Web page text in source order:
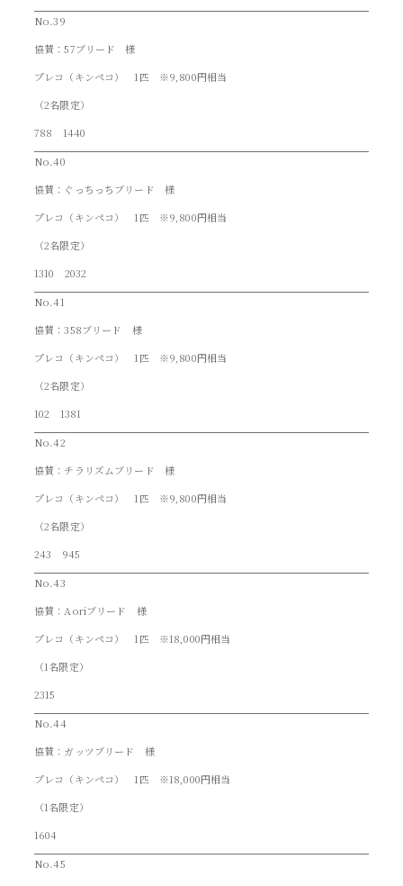
No.39
協賛：57ブリード 様
プレコ（キンペコ） 1匹 ※9,800円相当
（2名限定）
788 1440
No.40
協賛：ぐっちっちブリード 様
プレコ（キンペコ） 1匹 ※9,800円相当
（2名限定）
1310 2032
No.41
協賛：358ブリード 様
プレコ（キンペコ） 1匹 ※9,800円相当
（2名限定）
102 1381
No.42
協賛：チラリズムブリード 様
プレコ（キンペコ） 1匹 ※9,800円相当
（2名限定）
243 945
No.43
協賛：Aoriブリード 様
プレコ（キンペコ） 1匹 ※18,000円相当
（1名限定）
2315
No.44
協賛：ガッツブリード 様
プレコ（キンペコ） 1匹 ※18,000円相当
（1名限定）
1604
No.45